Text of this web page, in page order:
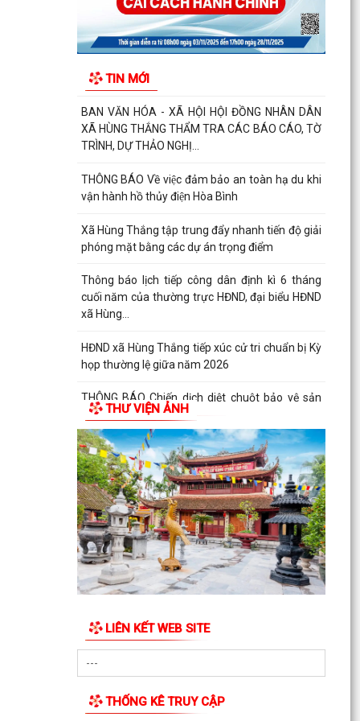
TIN MỚI
cuối năm của thường trực HĐND, đại biểu HĐND
xã Hùng...
họp thường lệ giữa năm 2026
THÔNG BÁO Chiến dịch diệt chuột bảo vệ sản
xuất vụ Mùa năm 2026 trên địa bàn xã Hùng
Thắng
Về việc ủy quyền thực hiện nhiệm vụ thuộc thẩm
quyền của Ủy ban nhân dân thành phố trong
Quyết định số 2569/QĐ-UBND ngày 03/7/2026
việc công bố...
QĐ ban hành Nội quy tiếp công dân tại trụ sở
Kế hoạch tiếp công dân 6 tháng cuối năm 2026
Quyết định ban hành Quy chế tiếp công dân của
Chủ tịch UBND xã Hùng Thắng
XÃ HÙNG THẮNG TỔ CHỨC LỄ CHÀO CỜ ĐẦU
THÁNG 7 NĂM 2026
THÔNG BÁO Về việc công khai niêm yết về nghĩa
vụ thuế và tạm hoãn xuất cảnh đối với công dân
trên...
V/v triển khai thực hiện Quyết định số
Xã Hùng Thắng công bố các quyết định về công
tác cán bộ
Xã Hùng Thắng sơ kết nhiệm vụ phát triển kinh
tế - xã hội 6 tháng đầu năm, triển khai nhiệm vụ
THƯ VIỆN ẢNH
LIÊN KẾT WEB SITE
THỐNG KÊ TRUY CẬP